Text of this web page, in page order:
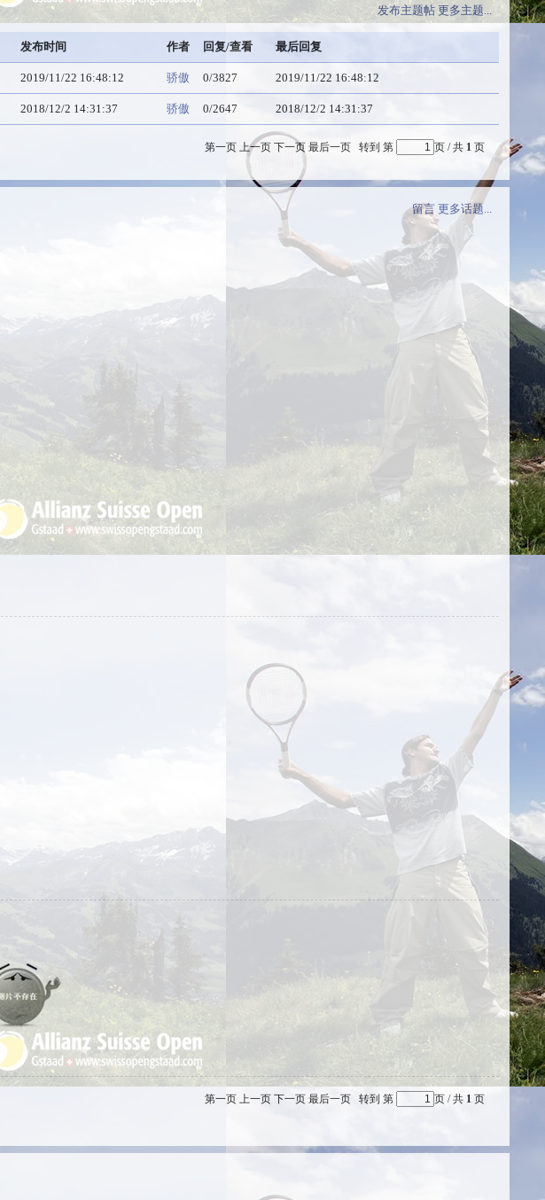
发布主题帖 更多主题...
发布时间 作者 回复/查看 最后回复
2019/11/22 16:48:12 骄傲 0/3827 2019/11/22 16:48:12
2018/12/2 14:31:37 骄傲 0/2647 2018/12/2 14:31:37
第一页 上一页 下一页 最后一页 转到 第 页 / 共 1 页
留言 更多话题...
第一页 上一页 下一页 最后一页 转到 第 页 / 共 1 页